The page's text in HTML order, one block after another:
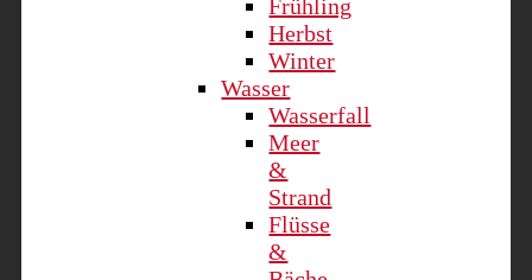
Frühling
Herbst
Winter
Wasser
Wasserfall
Meer
&
Strand
Flüsse
&